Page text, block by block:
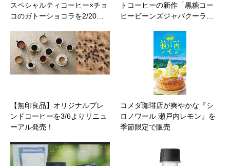
スペシャルティコーヒー×チョ
コのガトーショコラを2/20…
トコーヒーの新作「黒糖コー
ヒービーンズジャバクーラ…
【無印良品】オリジナルブレ
ンドコーヒーを3/6よりリニュ
ーアル発売！
コメダ珈琲店が爽やかな『シ
ロノワール 瀬戸内レモン』を
季節限定で販売